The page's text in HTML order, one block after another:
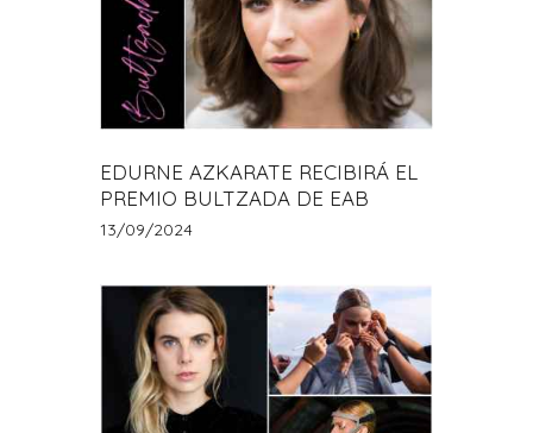
EDURNE AZKARATE RECIBIRÁ EL
PREMIO BULTZADA DE EAB
13/09/2024